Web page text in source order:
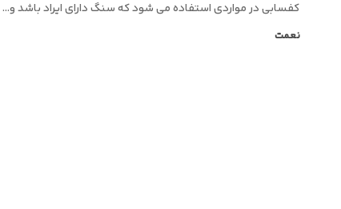
کفسابی در مواردی استفاده می شود که سنگ دارای ایراد باشد و…
نعمت